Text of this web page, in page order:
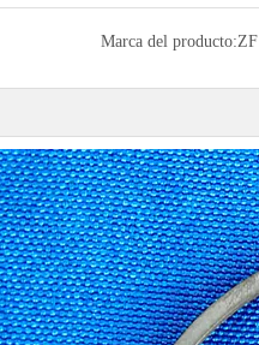
Marca del producto:ZF